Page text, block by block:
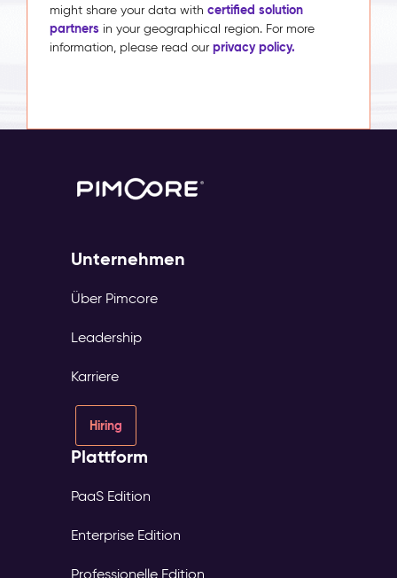
might share your data with certified solution
partners in your geographical region. For more
information, please read our privacy policy.
Unternehmen
Über Pimcore
Leadership
Karriere
Hiring
Plattform
PaaS Edition
Enterprise Edition
Professionelle Edition